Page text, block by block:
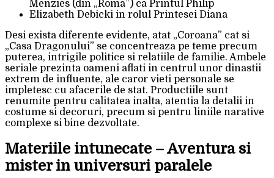
Menzies (din „Roma”) ca Printul Philip
Elizabeth Debicki in rolul Printesei Diana
Desi exista diferente evidente, atat „Coroana” cat si
„Casa Dragonului” se concentreaza pe teme precum
puterea, intrigile politice si relatiile de familie. Ambele
seriale prezinta oameni aflati in centrul unor dinastii
extrem de influente, ale caror vieti personale se
impletesc cu afacerile de stat. Productiile sunt
renumite pentru calitatea inalta, atentia la detalii in
costume si decoruri, precum si pentru liniile narative
complexe si bine dezvoltate.
Materiile intunecate – Aventura si
mister in universuri paralele